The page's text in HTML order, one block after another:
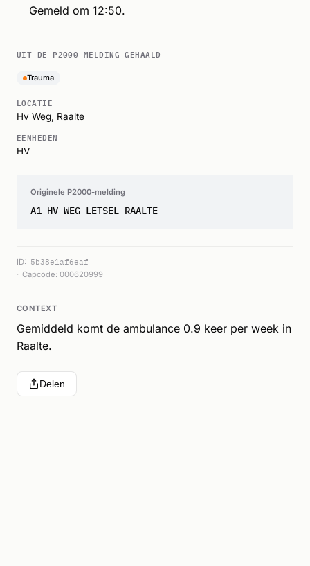
Gemeld om 12:50.
UIT DE P2000-MELDING GEHAALD
Trauma
LOCATIE
Hv Weg, Raalte
EENHEDEN
HV
Originele P2000-melding
A1 HV WEG LETSEL RAALTE
ID: 5b38e1af6eaf
Capcode: 000620999
CONTEXT
Gemiddeld komt de ambulance 0.9 keer per week in
Raalte.
Delen